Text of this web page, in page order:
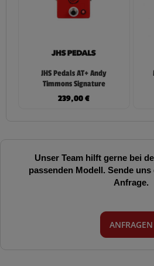
JHS Pedals AT+ Andy
Timmons Signature
239,00€
Unser Team hilft gerne bei
passenden Modell. Sende
Anfrage.
ANFRAGEN